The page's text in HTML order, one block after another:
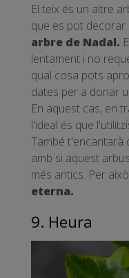
El teix és un altre
que es pot decorar
arbre de Nadal.
lentament i no
qual cosa pots
dates per a donar
En aquest cas, en
l'ideal és que
També t'encantarà
amb si aquest
més antics. Per
eterna.
9. Heura